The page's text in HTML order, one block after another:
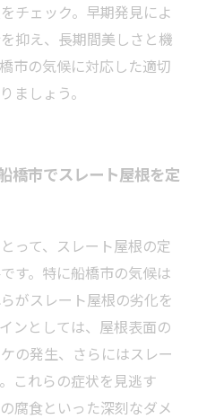
チェック。早期発見によ
抑え、長期間美しさと機
市の気候に対応した適切
ましょう。
橋市でスレート屋根を定
って、スレート屋根の定
す。特に船橋市の気候は
がスレート屋根の劣化を
ンとしては、屋根表面の
の発生、さらにはスレー
これらの症状を見逃す
腐食といった深刻なダメ